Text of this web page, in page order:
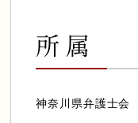
所属
神奈川県弁護士会